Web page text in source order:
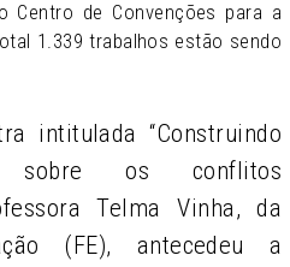
Centro de Convenções para a
1.339 trabalhos estão sendo
intitulada “Construindo
sobre os conflitos
Telma Vinha, da
(FE), antecedeu a